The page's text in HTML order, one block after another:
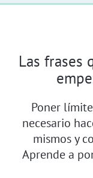
Las frases
Poner
necesario
mismos y
Aprende a